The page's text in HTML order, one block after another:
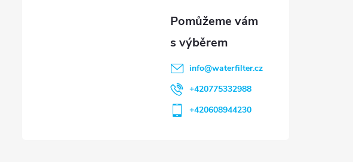
info@waterfilter.cz
+420775332988
+420608944230